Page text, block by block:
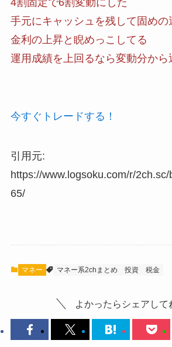
手元にキャッシュを残して固めの
金利の上昇と睨めっこしてる
運用成績を上回るなら変動分か
今すぐトレードする！
引用元:
https://www.logsoku.com/r/
65/
マネー マネー系2chまとめ 投資 税金
よかったらシェアして